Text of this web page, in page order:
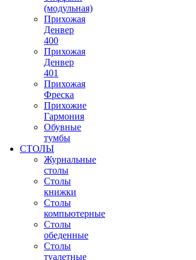
(модульная)
Прихожая
Денвер
400
Прихожая
Денвер
401
Прихожая
Фреска
Прихожие
Гармония
Обувные
тумбы
СТОЛЫ
Журнальные
столы
Столы
книжки
Столы
компьютерные
Столы
обеденные
Столы
туалетные